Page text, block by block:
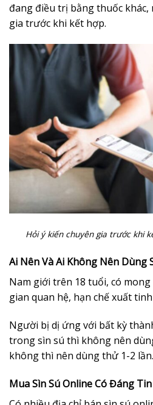
đang điều trị bằng thuốc khác,
gia trước khi kết hợp.
Hỏi ý kiến chuyên gia trước khi
Ai Nên Và Ai Không Nên Dùng
Nam giới trên 18 tuổi, có
gian quan hệ, hạn chế xuất
Người bị dị ứng với bất kỳ
trong sìn sú thì không nên
không thì nên dùng thử 1-2 lần.
Mua Sìn Sú Online Có Đáng